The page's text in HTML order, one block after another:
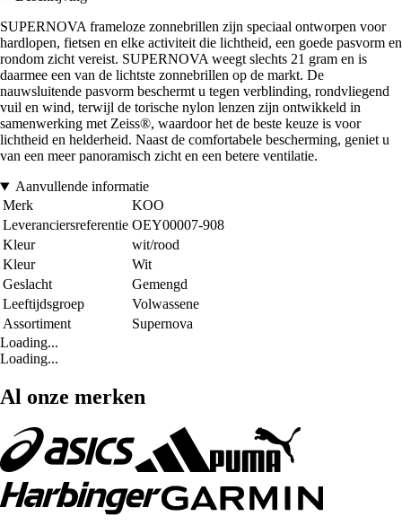
SUPERNOVA frameloze zonnebrillen zijn speciaal ontworpen voor
hardlopen, fietsen en elke activiteit die lichtheid, een goede pasvorm en
rondom zicht vereist. SUPERNOVA weegt slechts 21 gram en is
daarmee een van de lichtste zonnebrillen op de markt. De
nauwsluitende pasvorm beschermt u tegen verblinding, rondvliegend
vuil en wind, terwijl de torische nylon lenzen zijn ontwikkeld in
samenwerking met Zeiss®, waardoor het de beste keuze is voor
lichtheid en helderheid. Naast de comfortabele bescherming, geniet u
van een meer panoramisch zicht en een betere ventilatie.
Aanvullende informatie
Merk
KOO
Leveranciersreferentie OEY00007-908
Kleur
wit/rood
Kleur
Wit
Geslacht
Gemengd
Leeftijdsgroep
Volwassene
Assortiment
Supernova
Loading...
Loading...
Al onze merken